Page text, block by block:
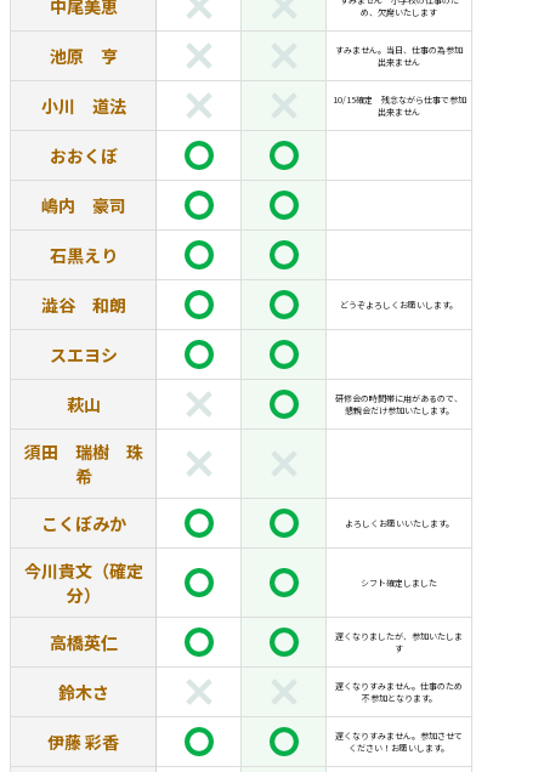
中尾美恵
め、欠席いたします
池原 亨
すみません。当日、仕事の為参加
出来ません
小川 道法
10/15確定 残念ながら仕事で参加
出来ません
おおくぼ
嶋内 豪司
石黒えり
澁谷 和朗 どうぞよろしくお願いします。
スエヨシ
萩山
研修会の時間帯に用があるので、
懇親会だけ参加いたします。
須田 瑞樹 珠
希
こくぼみか
よろしくお願いいたします。
今川貴文（確定
分）
シフト確定しました
高橋英仁
遅くなりましたが、参加いたしま
す
鈴木さ
遅くなりすみません。仕事のため
不参加となります。
伊藤 彩香
遅くなりすみません。参加させて
ください！お願いします。